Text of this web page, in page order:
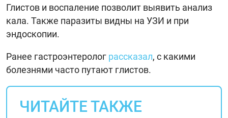
Глистов и воспаление позволит выявить анализ
кала. Также паразиты видны на УЗИ и при
эндоскопии.
Ранее гастроэнтеролог рассказал, с какими
болезнями часто путают глистов.
ЧИТАЙТЕ ТАКЖЕ